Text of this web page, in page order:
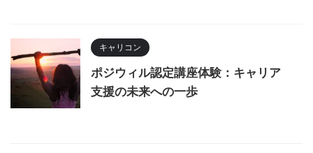
キャリコン
ポジウィル認定講座体験：キャリア
支援の未来への一歩